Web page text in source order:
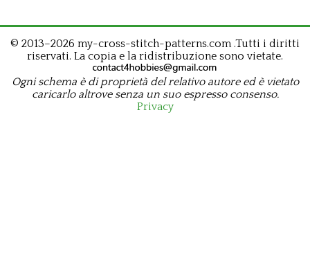
© 2013–2026 my-cross-stitch-patterns.com .Tutti i diritti
riservati. La copia e la ridistribuzione sono vietate.
Ogni schema è di proprietà del relativo autore ed è vietato
caricarlo altrove senza un suo espresso consenso.
Privacy